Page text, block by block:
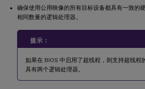
确保使用公用映像的所有目标设备都具有一致的
相同数量的逻辑处理器。
提示：
如果在 BIOS 中启用了超线程，则支持超线程
具有两个逻辑处理器。